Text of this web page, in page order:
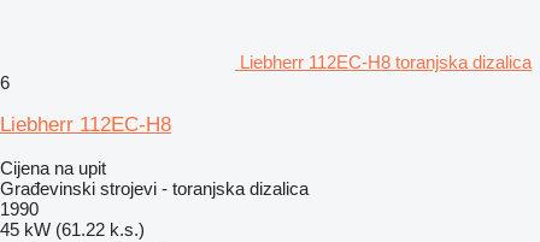
Liebherr 112EC-H8 toranjska dizalica
6
Liebherr 112EC-H8
Cijena na upit
Građevinski strojevi - toranjska dizalica
1990
45 kW (61.22 k.s.)